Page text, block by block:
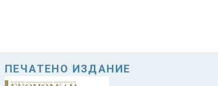
ПЕЧАТЕНО ИЗДАНИЕ